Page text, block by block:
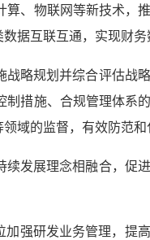
、物联网等新技术，
据互联互通，实现财务
略规划并综合评估战
措施、合规管理体系
域的监督，有效防范和
发展理念相融合，促
强研发业务管理，提高